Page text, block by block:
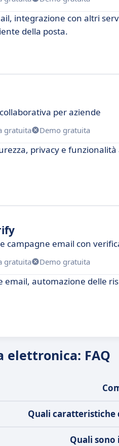
integrazione con altri
della posta.
per aziende
gratuita Demo gratuita
privacy e
campagne email con
gratuita Demo gratuita
email, automazione delle
elettronica: FAQ
Quali caratteristiche
Quali sono